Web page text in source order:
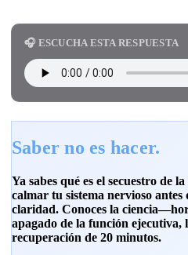
🎧 ESCUCHA ESTA RESPUESTA
Saber no es hacer.
Ya sabes qué es el secuestro de
calmar tu sistema nervioso antes
claridad. Conoces la
apagado de la función ejecutiva,
recuperación de 20 minutos.